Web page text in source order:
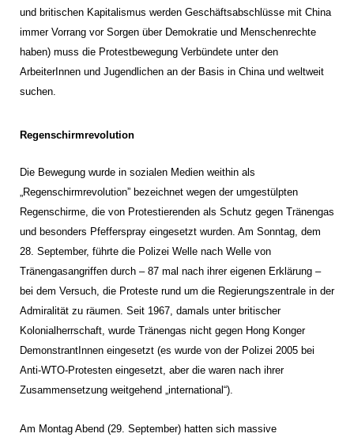
und britischen Kapitalismus werden Geschäftsabschlüsse mit China
immer Vorrang vor Sorgen über Demokratie und Menschenrechte
haben) muss die Protestbewegung Verbündete unter den
ArbeiterInnen und Jugendlichen an der Basis in China und weltweit
suchen.
Regenschirmrevolution
Die Bewegung wurde in sozialen Medien weithin als
„Regenschirmrevolution” bezeichnet wegen der umgestülpten
Regenschirme, die von Protestierenden als Schutz gegen Tränengas
und besonders Pfefferspray eingesetzt wurden. Am Sonntag, dem
28. September, führte die Polizei Welle nach Welle von
Tränengasangriffen durch – 87 mal nach ihrer eigenen Erklärung –
bei dem Versuch, die Proteste rund um die Regierungszentrale in der
Admiralität zu räumen. Seit 1967, damals unter britischer
Kolonialherrschaft, wurde Tränengas nicht gegen Hong Konger
DemonstrantInnen eingesetzt (es wurde von der Polizei 2005 bei
Anti-WTO-Protesten eingesetzt, aber die waren nach ihrer
Zusammensetzung weitgehend „international“).
Am Montag Abend (29. September) hatten sich massive